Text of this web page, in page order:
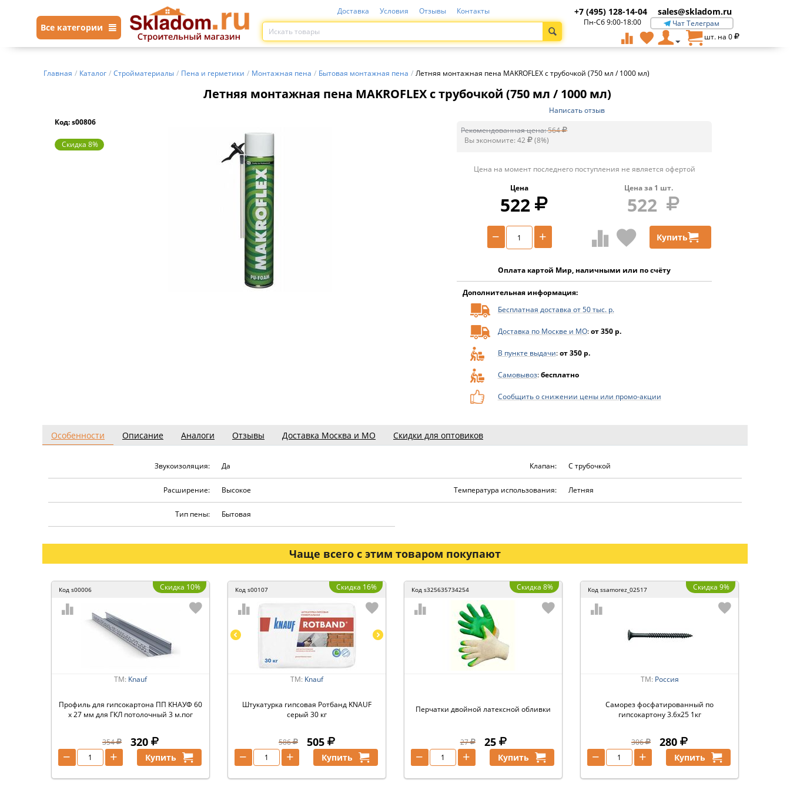
Все категории
Доставка Условия Отзывы Контакты +7 (495) 128-14-04 sales@skladom.ru
Пн-Сб 9:00-18:00
Чат Телеграм
шт. на 0
Главная / Каталог / Стройматериалы / Пена и герметики / Монтажная пена / Бытовая монтажная пена / Летняя монтажная пена MAKROFLEX с трубочкой (750 мл / 1000 мл)
Летняя монтажная пена MAKROFLEX с трубочкой (750 мл / 1000 мл)
Код: s00806
Скидка 8%
Написать отзыв
Рекомендованная цена:564
Вы экономите:42 (8%)
Цена на момент последнего поступления не является офертой
Цена
522
Цена за 1 шт.
522
+
− Купить
Оплата картой Мир, наличными или по счёту
Дополнительная информация:
Бесплатная доставка от 50 тыс. р.
Доставка по Москве и МО:от 350 р.
В пункте выдачи:от 350 р.
Самовывоз:бесплатно
Сообщить о снижении цены или промо-акции
Особенности Описание Аналоги Отзывы Доставка Москва и МО Скидки для оптовиков
Звукоизоляция: Да Клапан: С трубочкой
Расширение: Высокое Температура использования: Летняя
Тип пены: Бытовая
Чаще всего с этим товаром покупают
Код s00006 Скидка 10%
ТМ: Knauf
Профиль для гипсокартона ПП КНАУФ 60
х 27 мм для ГКЛ потолочный 3 м.пог
354 320
+
− Купить
Код s00107 Скидка 16%
ТМ: Knauf
Штукатурка гипсовая Ротбанд KNAUF
серый 30 кг
586 505
+
− Купить
Код s325635734254 Скидка 8%
Перчатки двойной латексной обливки
27 25
+
− Купить
Код ssamorez_02517 Скидка 9%
ТМ: Россия
Саморез фосфатированный по
гипсокартону 3.6х25 1кг
306 280
+
− Купить